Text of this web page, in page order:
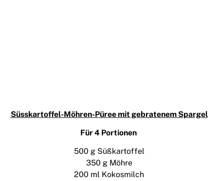
Süsskartoffel-Möhren-Püree mit gebratenem Spargel
Für 4 Portionen
500 g Süßkartoffel
350 g Möhre
200 ml Kokosmilch